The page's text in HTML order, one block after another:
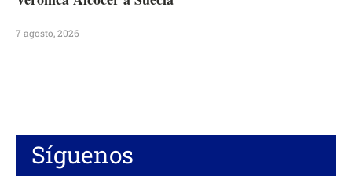
7 agosto, 2026
Síguenos